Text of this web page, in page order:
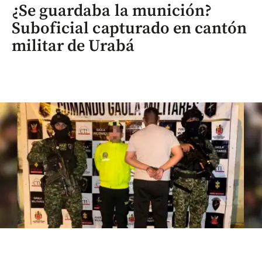
¿Se guardaba la munición?
Suboficial capturado en cantón
militar de Urabá